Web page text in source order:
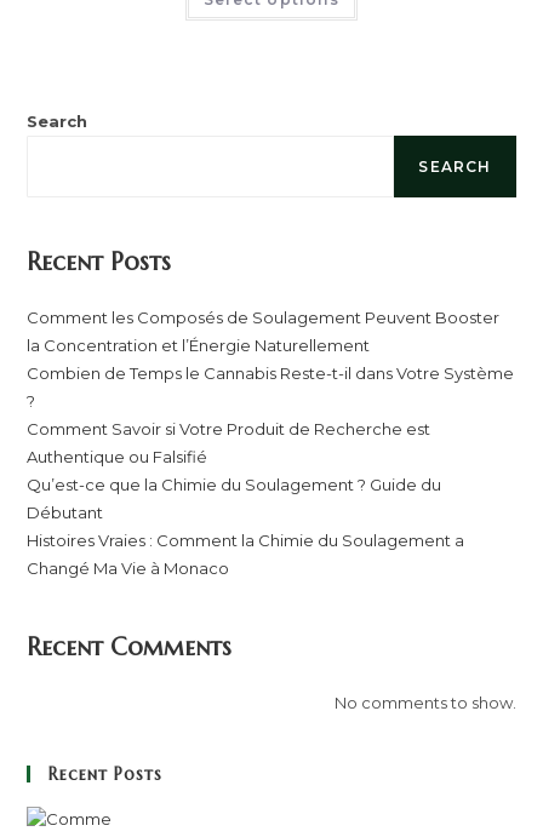
Search
SEARCH
Recent Posts
Comment les Composés de Soulagement Peuvent Booster
la Concentration et l’Énergie Naturellement
Combien de Temps le Cannabis Reste-t-il dans Votre Système
?
Comment Savoir si Votre Produit de Recherche est
Authentique ou Falsifié
Qu’est-ce que la Chimie du Soulagement ? Guide du
Débutant
Histoires Vraies : Comment la Chimie du Soulagement a
Changé Ma Vie à Monaco
Recent Comments
No comments to show.
Recent Posts